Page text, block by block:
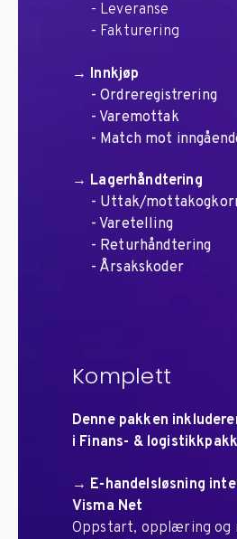
- Leveranse
- Fakturering
→ Innkjøp
- Ordreregistrering
- Varemottak
- Match mot
→ Lagerhåndtering
- Uttak/
- Varetelling
- Returhåndtering
- Årsakskoder
Komplett
Denne pakken
i Finans- &
→ E-handelsløsning
Visma Net
Oppstart, opplæring og